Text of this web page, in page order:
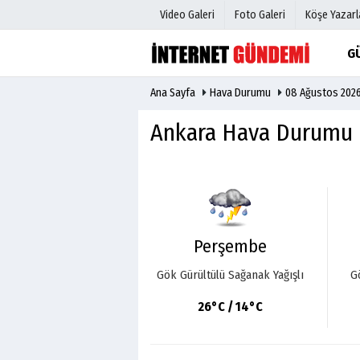
Video Galeri Foto Galeri Köşe
Hava
Anketler
Ana Sayfa Hava Durumu 08 Ağustos
Ankara Hava Durumu
Perşembe
Gök Gürültülü Sağanak Yağışlı
26°C / 14°C